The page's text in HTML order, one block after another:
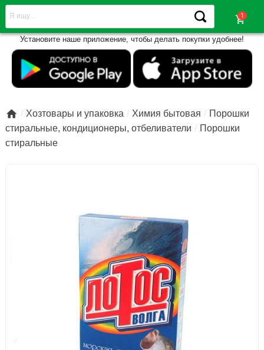
shopping_cart
Установите наше приложение, чтобы делать покупки удобнее!
 Хозтовары и упаковка Химия бытовая
Порошки
стиральные, кондиционеры, отбеливатели
Порошки
стиральные